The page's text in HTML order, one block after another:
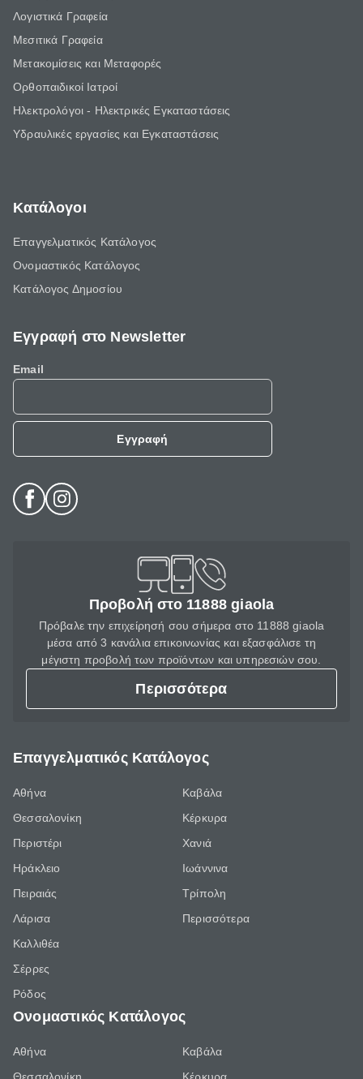
Λογιστικά Γραφεία
Μεσιτικά Γραφεία
Μετακομίσεις και Μεταφορές
Ορθοπαιδικοί Ιατροί
Ηλεκτρολόγοι - Ηλεκτρικές Εγκαταστάσεις
Υδραυλικές εργασίες και Εγκαταστάσεις
Κατάλογοι
Επαγγελματικός Κατάλογος
Ονομαστικός Κατάλογος
Κατάλογος Δημοσίου
Εγγραφή στο Newsletter
Email
Εγγραφή
Προβολή στο 11888 giaola
Πρόβαλε την επιχείρησή σου σήμερα στο 11888 giaola
μέσα από 3 κανάλια επικοινωνίας και εξασφάλισε τη
μέγιστη προβολή των προϊόντων και υπηρεσιών σου.
Περισσότερα
Επαγγελματικός Κατάλογος
Αθήνα
Θεσσαλονίκη
Περιστέρι
Ηράκλειο
Πειραιάς
Λάρισα
Καλλιθέα
Σέρρες
Ρόδος
Καβάλα
Κέρκυρα
Χανιά
Ιωάννινα
Τρίπολη
Περισσότερα
Ονομαστικός Κατάλογος
Αθήνα
Καβάλα